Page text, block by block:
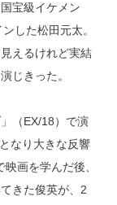
宝級イケメン
した松田元太。
えるけれど実結
じきった。
（EX/18）で演
なり大きな反響
画を学んだ後、
きた俊英が、2